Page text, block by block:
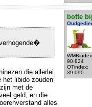
botte
90.824
OTindex:
39.090
die allerlei
het libido zouden
met de
geld, en die
alles